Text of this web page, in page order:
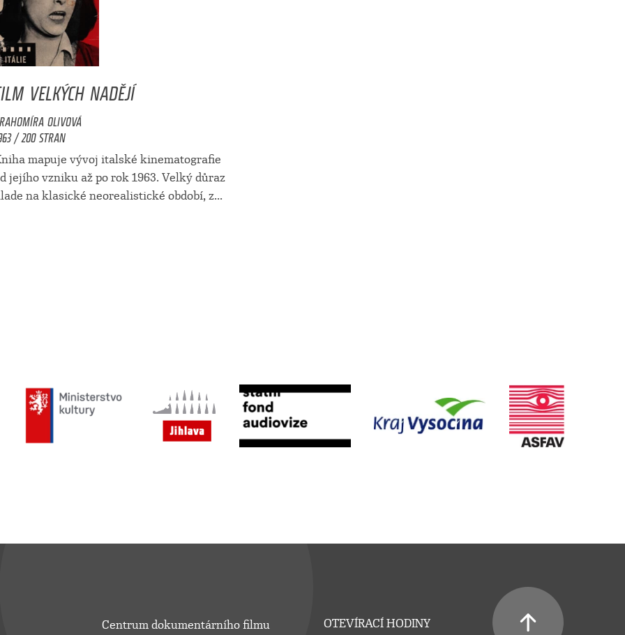
VELKÝCH NADĚJÍ
OLIVOVÁ
/ 200 STRAN
mapuje vývoj italské kinematografie
jejího vzniku až po rok 1963. Velký důraz
na klasické neorealistické období, z...
Centrum dokumentárního filmu
OTEVÍRACÍ HODINY